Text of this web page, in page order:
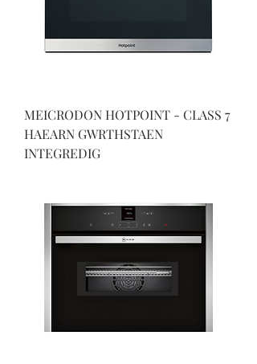
MEICRODON HOTPOINT - CLASS 7
HAEARN GWRTHSTAEN
INTEGREDIG